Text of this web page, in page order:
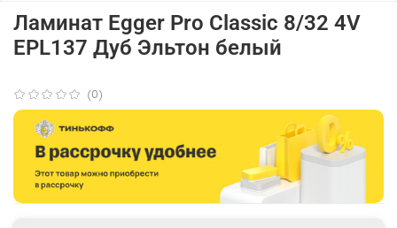
(0)
Ламинат Egger Pro Classic 8/32 4V
EPL137 Дуб Эльтон белый